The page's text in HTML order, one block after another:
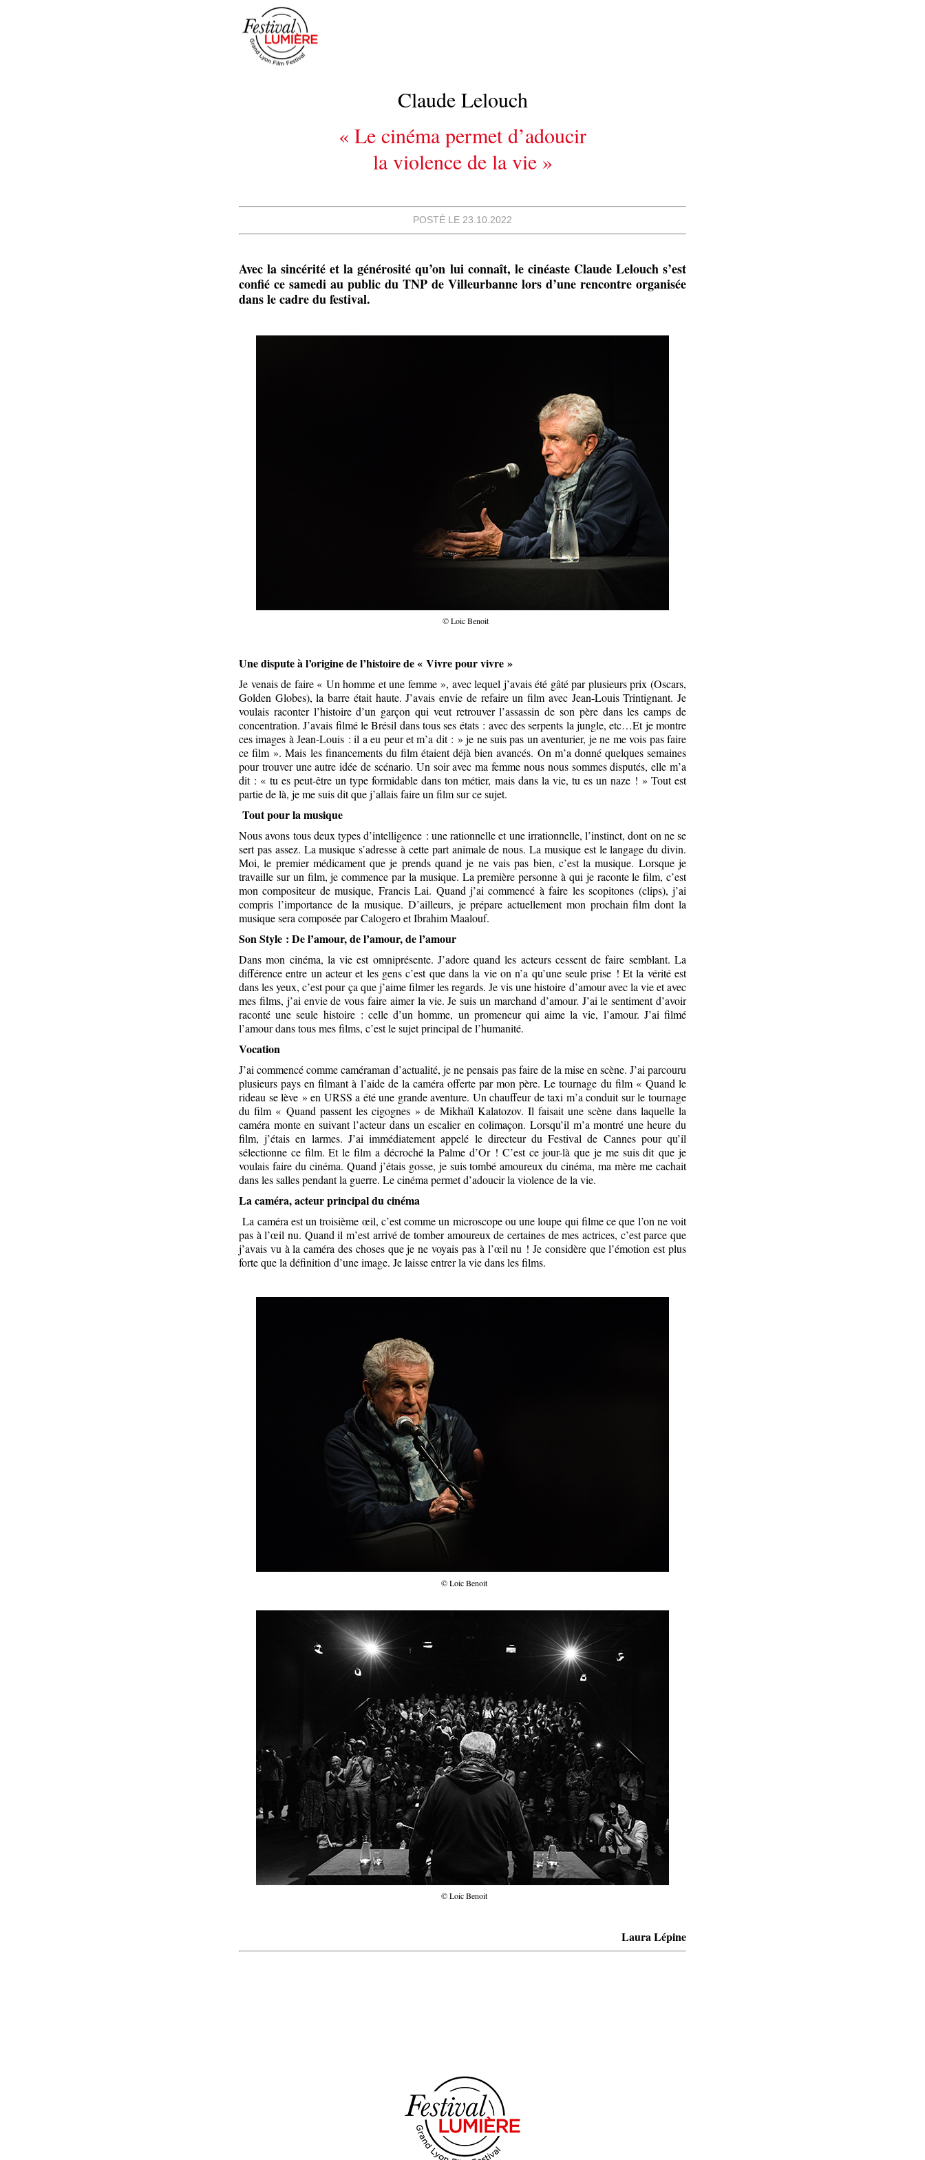
Claude Lelouch
« Le cinéma permet d’adoucir
la violence de la vie »
POSTÉ LE 23.10.2022
Avec la sincérité et la générosité qu’on lui connaît, le cinéaste Claude Lelouch s’est
confié ce samedi au public du TNP de Villeurbanne lors d’une rencontre organisée
dans le cadre du festival.
© Loic Benoit
Une dispute à l’origine de l’histoire de « Vivre pour vivre »
Je venais de faire « Un homme et une femme », avec lequel j’avais été gâté par plusieurs prix (Oscars,
Golden Globes), la barre était haute. J’avais envie de refaire un film avec Jean-Louis Trintignant. Je
voulais raconter l’histoire d’un garçon qui veut retrouver l’assassin de son père dans les camps de
concentration. J’avais filmé le Brésil dans tous ses états : avec des serpents la jungle, etc…Et je montre
ces images à Jean-Louis : il a eu peur et m’a dit : » je ne suis pas un aventurier, je ne me vois pas faire
ce film ». Mais les financements du film étaient déjà bien avancés. On m’a donné quelques semaines
pour trouver une autre idée de scénario. Un soir avec ma femme nous nous sommes disputés, elle m’a
dit : « tu es peut-être un type formidable dans ton métier, mais dans la vie, tu es un naze ! » Tout est
partie de là, je me suis dit que j’allais faire un film sur ce sujet.
Tout pour la musique
Nous avons tous deux types d’intelligence : une rationnelle et une irrationnelle, l’instinct, dont on ne se
sert pas assez. La musique s’adresse à cette part animale de nous. La musique est le langage du divin.
Moi, le premier médicament que je prends quand je ne vais pas bien, c’est la musique. Lorsque je
travaille sur un film, je commence par la musique. La première personne à qui je raconte le film, c’est
mon compositeur de musique, Francis Lai. Quand j’ai commencé à faire les scopitones (clips), j’ai
compris l’importance de la musique. D’ailleurs, je prépare actuellement mon prochain film dont la
musique sera composée par Calogero et Ibrahim Maalouf.
Son Style : De l’amour, de l’amour, de l’amour
Dans mon cinéma, la vie est omniprésente. J’adore quand les acteurs cessent de faire semblant. La
différence entre un acteur et les gens c’est que dans la vie on n’a qu’une seule prise ! Et la vérité est
dans les yeux, c’est pour ça que j’aime filmer les regards. Je vis une histoire d’amour avec la vie et avec
mes films, j’ai envie de vous faire aimer la vie. Je suis un marchand d’amour. J’ai le sentiment d’avoir
raconté une seule histoire : celle d’un homme, un promeneur qui aime la vie, l’amour. J’ai filmé
l’amour dans tous mes films, c’est le sujet principal de l’humanité.
Vocation
J’ai commencé comme caméraman d’actualité, je ne pensais pas faire de la mise en scène. J’ai parcouru
plusieurs pays en filmant à l’aide de la caméra offerte par mon père. Le tournage du film « Quand le
rideau se lève » en URSS a été une grande aventure. Un chauffeur de taxi m’a conduit sur le tournage
du film « Quand passent les cigognes » de Mikhaïl Kalatozov. Il faisait une scène dans laquelle la
caméra monte en suivant l’acteur dans un escalier en colimaçon. Lorsqu’il m’a montré une heure du
film, j’étais en larmes. J’ai immédiatement appelé le directeur du Festival de Cannes pour qu’il
sélectionne ce film. Et le film a décroché la Palme d’Or ! C’est ce jour-là que je me suis dit que je
voulais faire du cinéma. Quand j’étais gosse, je suis tombé amoureux du cinéma, ma mère me cachait
dans les salles pendant la guerre. Le cinéma permet d’adoucir la violence de la vie.
La caméra, acteur principal du cinéma
La caméra est un troisième œil, c’est comme un microscope ou une loupe qui filme ce que l’on ne voit
pas à l’œil nu. Quand il m’est arrivé de tomber amoureux de certaines de mes actrices, c’est parce que
j’avais vu à la caméra des choses que je ne voyais pas à l’œil nu ! Je considère que l’émotion est plus
forte que la définition d’une image. Je laisse entrer la vie dans les films.
© Loic Benoit
© Loic Benoit
Laura Lépine